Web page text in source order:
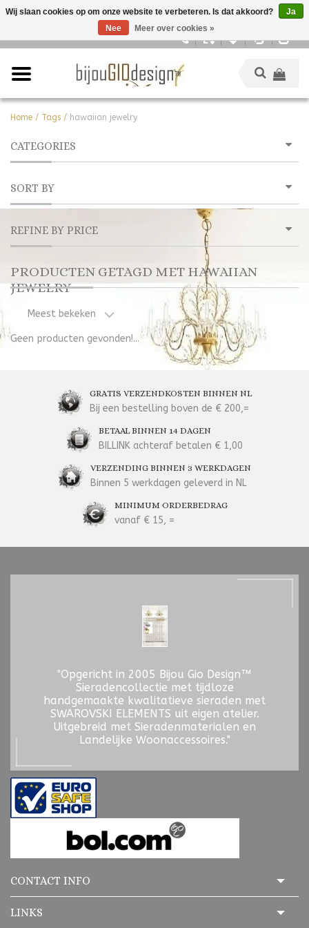
Home / Tags / hawaiian jewelry
CATEGORIES
SORT BY
REFINE BY PRICE
PRODUCTEN GETAGD MET HAWAIIAN
JEWELRY
Meest bekeken
Geen producten gevonden!...
GRATIS VERZENDKOSTEN BINNEN NL
Bij een bestelling boven de € 200,=
BETAAL BINNEN 14 DAGEN
BILLINK achteraf betalen € 1,00
VERZENDING BINNEN 3 WERKDAGEN
Binnen 5 werkdagen geleverd in NL
MINIMUM ORDERBEDRAG
vanaf € 15, =
"Opgericht in 2005 Bijou Gio Design™
Sieradencollectie met tijdloze
handgemaakte kwalitatieve sieraden met
SWAROVSKI ELEMENTS uit eigen atelier.
Uitgebreid met Sieradenmaterialen en
Landelijke Woonaccessoires."
CONTACT INFO
LINKS
Wij slaan cookies op om onze website te verbeteren. Is dat akkoord?
Ja
Nee
Meer over cookies »